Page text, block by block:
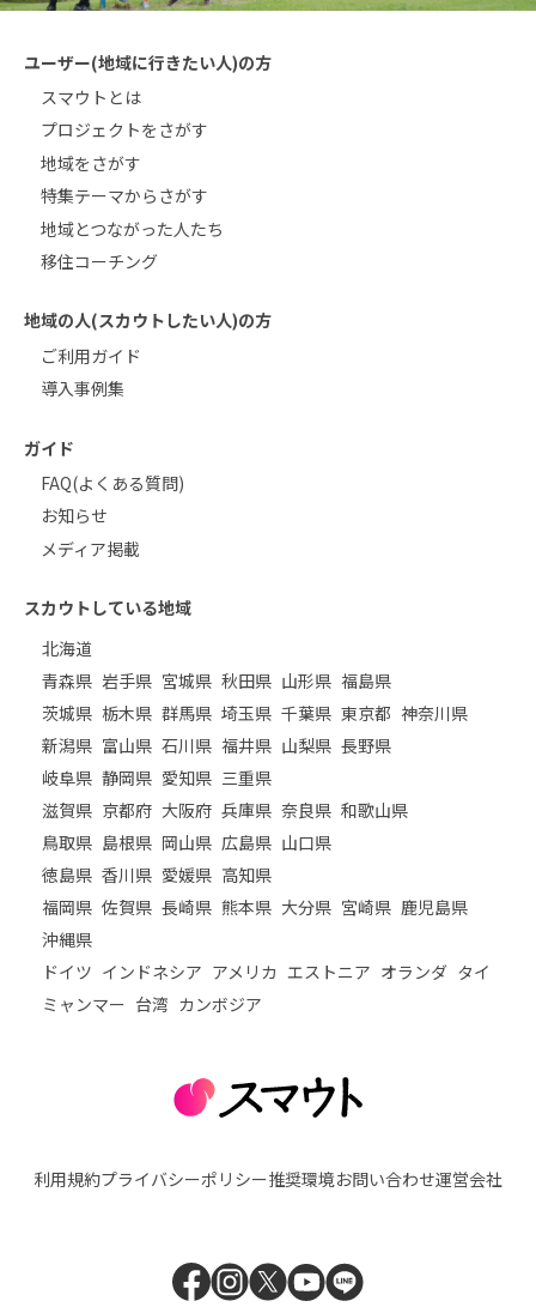
ユーザー(地域に行きたい人)の方
スマウトとは
プロジェクトをさがす
地域をさがす
特集テーマからさがす
地域とつながった人たち
移住コーチング
地域の人(スカウトしたい人)の方
ご利用ガイド
導入事例集
ガイド
FAQ(よくある質問)
お知らせ
メディア掲載
スカウトしている地域
北海道
青森県 岩手県 宮城県 秋田県 山形県 福島県
茨城県 栃木県 群馬県 埼玉県 千葉県 東京都 神奈川県
新潟県 富山県 石川県 福井県 山梨県 長野県
岐阜県 静岡県 愛知県 三重県
滋賀県 京都府 大阪府 兵庫県 奈良県 和歌山県
鳥取県 島根県 岡山県 広島県 山口県
徳島県 香川県 愛媛県 高知県
福岡県 佐賀県 長崎県 熊本県 大分県 宮崎県 鹿児島県
沖縄県
ドイツ インドネシア アメリカ エストニア オランダ タイ
ミャンマー 台湾 カンボジア
利用規約プライバシーポリシー推奨環境お問い合わせ運営会社